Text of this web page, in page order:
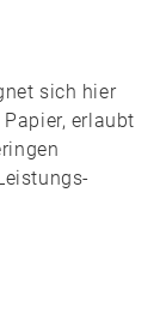
sich hier
erlaubt